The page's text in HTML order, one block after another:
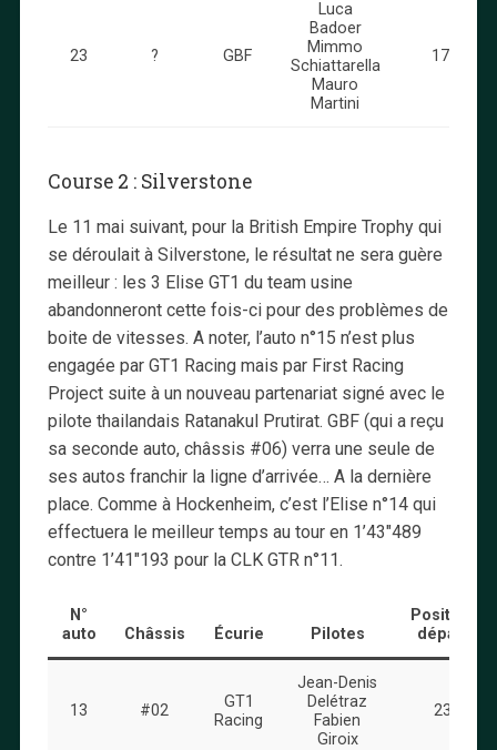
23 ? GBF
Luca
Badoer
Mimmo
Schiattarella
Mauro
Martini
17
Course 2 : Silverstone
Le 11 mai suivant, pour la British Empire Trophy qui
se déroulait à Silverstone, le résultat ne sera guère
meilleur : les 3 Elise GT1 du team usine
abandonneront cette fois-ci pour des problèmes de
boite de vitesses. A noter, l’auto n°15 n’est plus
engagée par GT1 Racing mais par First Racing
Project suite à un nouveau partenariat signé avec le
pilote thailandais Ratanakul Prutirat. GBF (qui a reçu
sa seconde auto, châssis #06) verra une seule de
ses autos franchir la ligne d’arrivée… A la dernière
place. Comme à Hockenheim, c’est l’Elise n°14 qui
effectuera le meilleur temps au tour en 1’43″489
contre 1’41″193 pour la CLK GTR n°11.
N°
auto
Châssis Écurie Pilotes
Position
départ
13 #02
GT1
Racing
Jean-Denis
Delétraz
Fabien
Giroix
23